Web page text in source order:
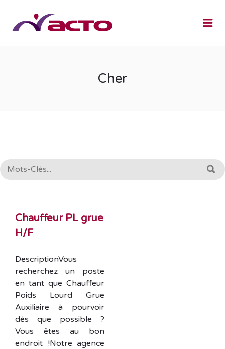
Cher
RECHERCHE:
Chauffeur PL grue
H/F
DescriptionVous
recherchez un poste
en tant que Chauffeur
Poids Lourd Grue
Auxiliaire à pourvoir
dès que possible ?
Vous êtes au bon
endroit !Notre agence